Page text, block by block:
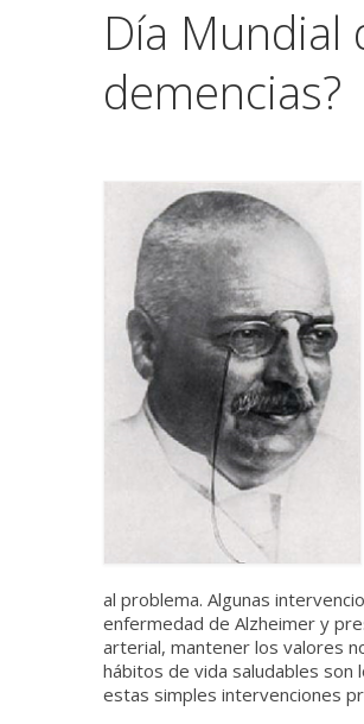
Día Mundial
demencias?
al problema. Algunas
enfermedad de Alzheimer y
arterial, mantener los valores
hábitos de vida saludables
estas simples intervenciones